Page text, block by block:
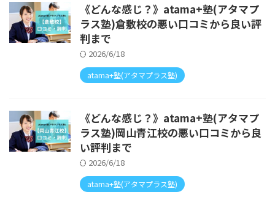
《どんな感じ？》atama+塾(アタマプ
ラス塾)倉敷校の悪い口コミから良い評
判まで
2026/6/18
atama+塾(アタマプラス塾)
《どんな感じ？》atama+塾(アタマプ
ラス塾)岡山青江校の悪い口コミから良
い評判まで
2026/6/18
atama+塾(アタマプラス塾)